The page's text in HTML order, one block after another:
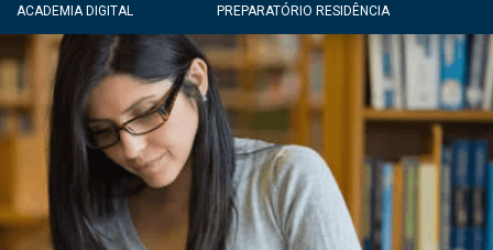
ACADEMIA DIGITAL PREPARATÓRIO RESIDÊNCIA